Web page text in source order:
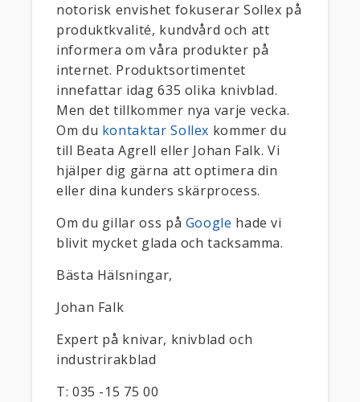
notorisk envishet fokuserar Sollex på
produktkvalité, kundvård och att
informera om våra produkter på
internet. Produktsortimentet
innefattar idag 635 olika knivblad.
Men det tillkommer nya varje vecka.
Om du kontaktar Sollex kommer du
till Beata Agrell eller Johan Falk. Vi
hjälper dig gärna att optimera din
eller dina kunders skärprocess.
Om du gillar oss på Google hade vi
blivit mycket glada och tacksamma.
Bästa Hälsningar,
Johan Falk
Expert på knivar, knivblad och
industrirakblad
T: 035 -15 75 00